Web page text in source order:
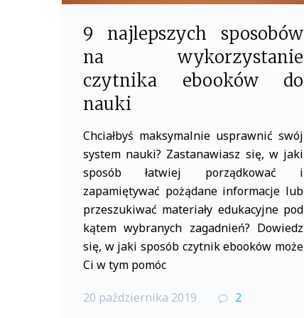
9 najlepszych sposobów
na wykorzystanie
czytnika ebooków do
nauki
Chciałbyś maksymalnie usprawnić swój
system nauki? Zastanawiasz się, w jaki
sposób łatwiej porządkować i
zapamiętywać pożądane informacje lub
przeszukiwać materiały edukacyjne pod
kątem wybranych zagadnień? Dowiedz
się, w jaki sposób czytnik ebooków może
Ci w tym pomóc
20 października 2019 2